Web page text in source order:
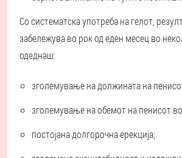
Со систематска употреба на гелот,
забележува во рок од еден месец во
одеднаш:
зголемување на должината на
зголемување на обемот на пенисот во
постојана долгорочна ерекција;